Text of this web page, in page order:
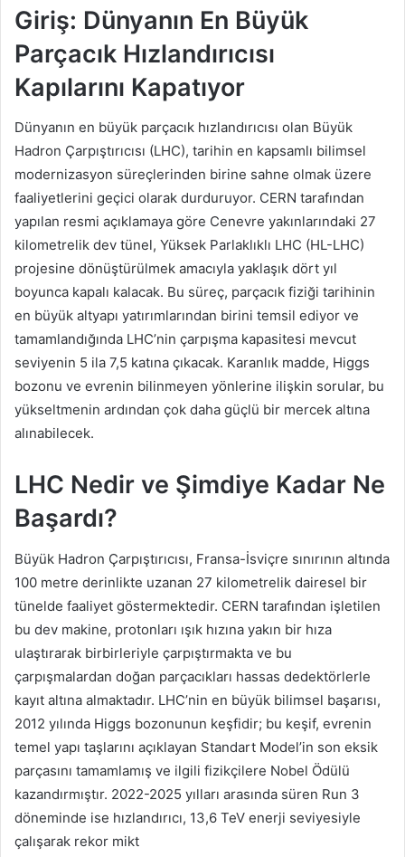
Giriş: Dünyanın En Büyük
Parçacık Hızlandırıcısı
Kapılarını Kapatıyor
Dünyanın en büyük parçacık hızlandırıcısı olan Büyük
Hadron Çarpıştırıcısı (LHC), tarihin en kapsamlı bilimsel
modernizasyon süreçlerinden birine sahne olmak üzere
faaliyetlerini geçici olarak durduruyor. CERN tarafından
yapılan resmi açıklamaya göre Cenevre yakınlarındaki 27
kilometrelik dev tünel, Yüksek Parlaklıklı LHC (HL-LHC)
projesine dönüştürülmek amacıyla yaklaşık dört yıl
boyunca kapalı kalacak. Bu süreç, parçacık fiziği tarihinin
en büyük altyapı yatırımlarından birini temsil ediyor ve
tamamlandığında LHC’nin çarpışma kapasitesi mevcut
seviyenin 5 ila 7,5 katına çıkacak. Karanlık madde, Higgs
bozonu ve evrenin bilinmeyen yönlerine ilişkin sorular, bu
yükseltmenin ardından çok daha güçlü bir mercek altına
alınabilecek.
LHC Nedir ve Şimdiye Kadar Ne
Başardı?
Büyük Hadron Çarpıştırıcısı, Fransa-İsviçre sınırının altında
100 metre derinlikte uzanan 27 kilometrelik dairesel bir
tünelde faaliyet göstermektedir. CERN tarafından işletilen
bu dev makine, protonları ışık hızına yakın bir hıza
ulaştırarak birbirleriyle çarpıştırmakta ve bu
çarpışmalardan doğan parçacıkları hassas dedektörlerle
kayıt altına almaktadır. LHC’nin en büyük bilimsel başarısı,
2012 yılında Higgs bozonunun keşfidir; bu keşif, evrenin
temel yapı taşlarını açıklayan Standart Model’in son eksik
parçasını tamamlamış ve ilgili fizikçilere Nobel Ödülü
kazandırmıştır. 2022-2025 yılları arasında süren Run 3
döneminde ise hızlandırıcı, 13,6 TeV enerji seviyesiyle
çalışarak rekor mikt